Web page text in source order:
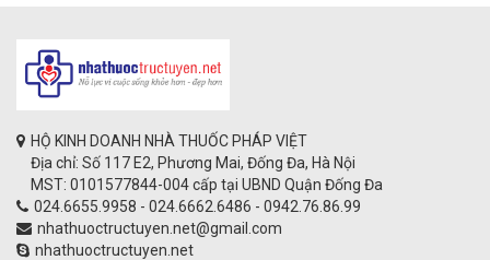
HỘ KINH DOANH NHÀ THUỐC PHÁP VIỆT
Địa chỉ: Số 117 E2, Phương Mai, Đống Đa, Hà Nội
MST: 0101577844-004 cấp tại UBND Quận Đống Đa
024.6655.9958 - 024.6662.6486 - 0942.76.86.99
nhathuoctructuyen.net@gmail.com
nhathuoctructuyen.net